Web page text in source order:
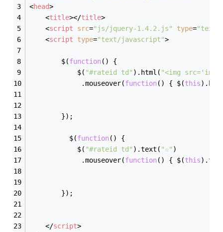
<head>
<title></title>
<script src="js/jquery-1.4.2.js" type="text/
<script type="text/javascript">
        $(
function( ) {
            $(
"#rateid td" ).html( "<img
             .mouseover(
function( ) { $(this
        });
          $(
function( ) {
            $(
"#rateid td" ).text( "☆" )
             .mouseover(
function( ) { $(this
        });
</script>